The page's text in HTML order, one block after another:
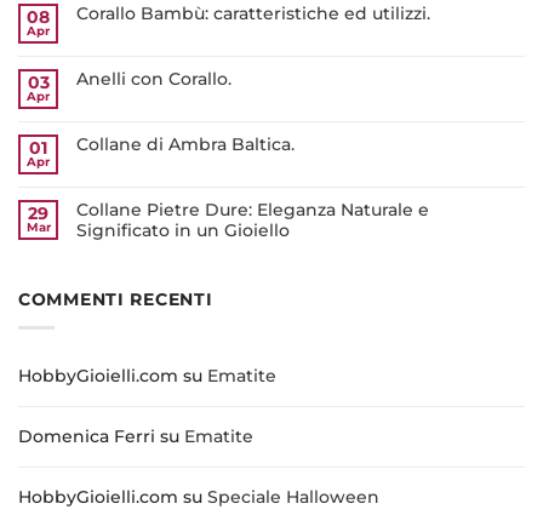
08
Apr
Corallo Bambù: caratteristiche ed utilizzi.
03
Apr
Anelli con Corallo.
01
Apr
Collane di Ambra Baltica.
29
Mar
Collane Pietre Dure: Eleganza Naturale e
Significato in un Gioiello
COMMENTI RECENTI
HobbyGioielli.com su Ematite
Domenica Ferri su Ematite
HobbyGioielli.com su Speciale Halloween